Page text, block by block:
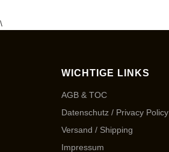
\
WICHTIGE LINKS
AGB & TOC
Datenschutz / Privacy Policy
Versand / Shipping
Impressum